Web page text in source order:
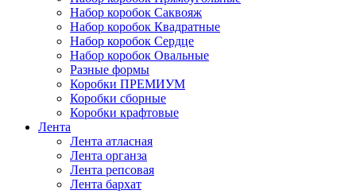
Набор коробок Саквояж
Набор коробок Квадратные
Набор коробок Сердце
Набор коробок Овальные
Разные формы
Коробки ПРЕМИУМ
Коробки сборные
Коробки крафтовые
Лента
Лента атласная
Лента органза
Лента репсовая
Лента бархат